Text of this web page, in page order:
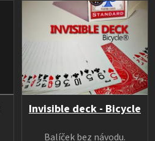
Invisible deck - Bicycle
Balíček bez návodu.